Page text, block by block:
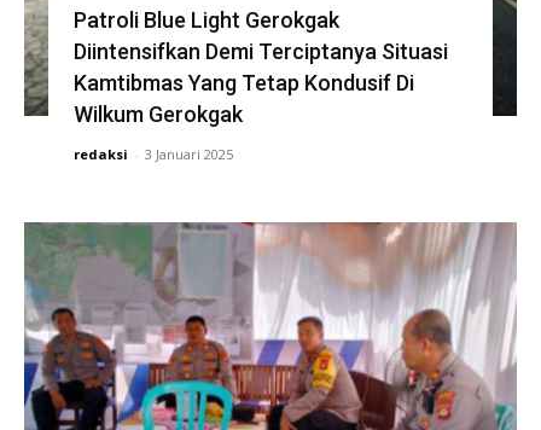
Patroli Blue Light Gerokgak
Diintensifkan Demi Terciptanya Situasi
Kamtibmas Yang Tetap Kondusif Di
Wilkum Gerokgak
redaksi - 3 Januari 2025